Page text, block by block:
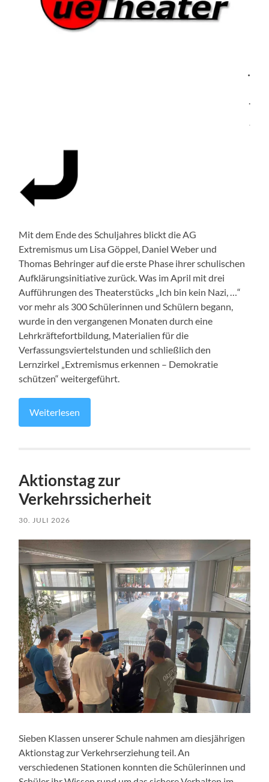
.
.
.
Mit dem Ende des Schuljahres blickt die AG
Extremismus um Lisa Göppel, Daniel Weber und
Thomas Behringer auf die erste Phase ihrer schulischen
Aufklärungsinitiative zurück. Was im April mit drei
Aufführungen des Theaterstücks „Ich bin kein Nazi, …“
vor mehr als 300 Schülerinnen und Schülern begann,
wurde in den vergangenen Monaten durch eine
Lehrkräftefortbildung, Materialien für die
Verfassungsviertelstunden und schließlich den
Lernzirkel „Extremismus erkennen – Demokratie
schützen“ weitergeführt.
Weiterlesen
Aktionstag zur
Verkehrssicherheit
30. JULI 2026
Sieben Klassen unserer Schule nahmen am diesjährigen
Aktionstag zur Verkehrserziehung teil. An
verschiedenen Stationen konnten die Schülerinnen und